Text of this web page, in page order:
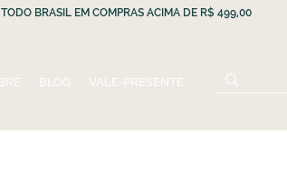
TODO BRASIL EM COMPRAS ACIMA DE R$ 499,00
BLOG VALE-PRESENTE